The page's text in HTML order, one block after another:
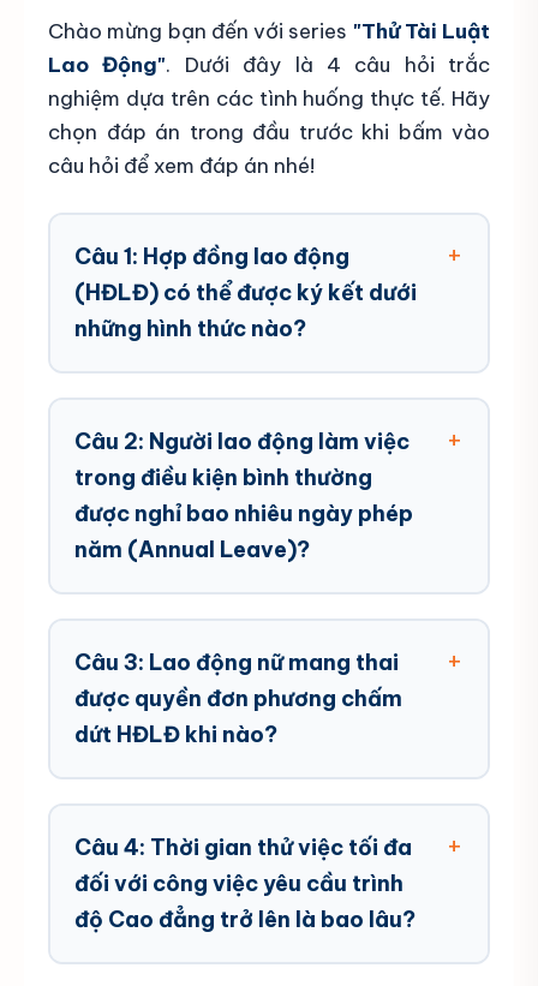
Chào mừng bạn đến với series "Thử Tài Luật
Lao Động". Dưới đây là 4 câu hỏi trắc
nghiệm dựa trên các tình huống thực tế. Hãy
chọn đáp án trong đầu trước khi bấm vào
câu hỏi để xem đáp án nhé!
Câu 1: Hợp đồng lao động
(HĐLĐ) có thể được ký kết dưới
những hình thức nào?
Câu 2: Người lao động làm việc
trong điều kiện bình thường
được nghỉ bao nhiêu ngày phép
năm (Annual Leave)?
Câu 3: Lao động nữ mang thai
được quyền đơn phương chấm
dứt HĐLĐ khi nào?
Câu 4: Thời gian thử việc tối đa
đối với công việc yêu cầu trình
độ Cao đẳng trở lên là bao lâu?